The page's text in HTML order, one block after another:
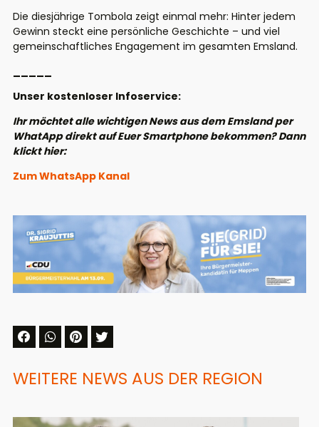
Die diesjährige Tombola zeigt einmal mehr: Hinter jedem
Gewinn steckt eine persönliche Geschichte – und viel
gemeinschaftliches Engagement im gesamten Emsland.
Unser kostenloser Infoservice:
Ihr möchtet alle wichtigen News aus dem Emsland per
WhatApp direkt auf Euer Smartphone bekommen? Dann
klickt hier:
Zum WhatsApp Kanal
WEITERE NEWS AUS DER REGION